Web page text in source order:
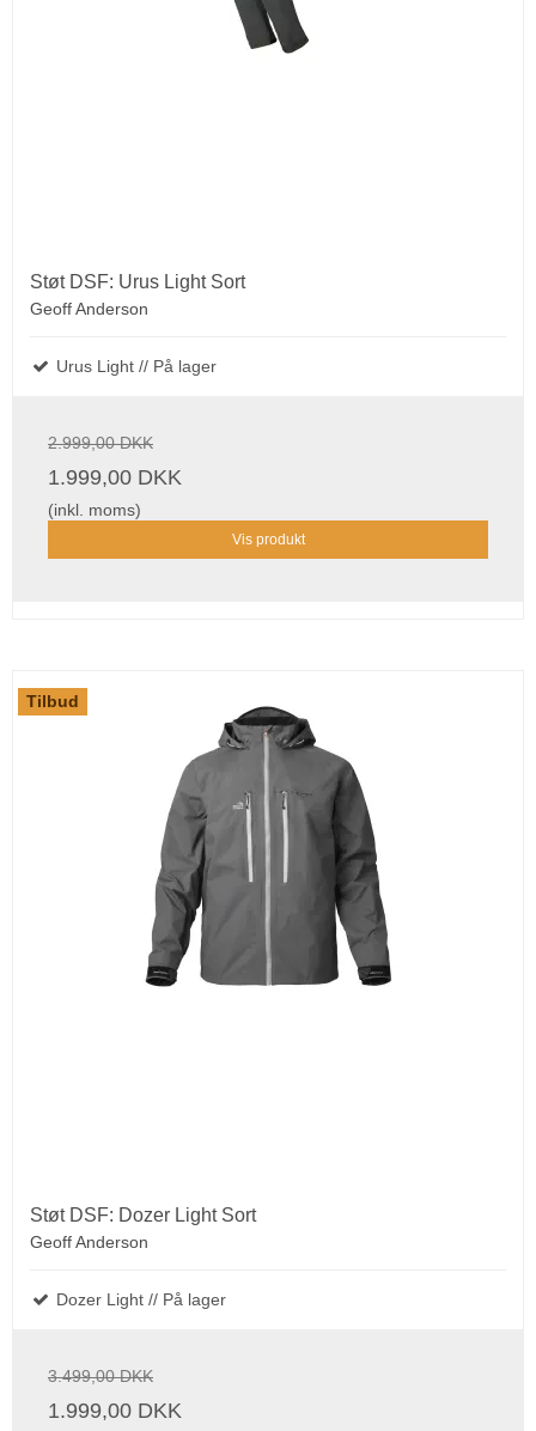
Støt DSF: Urus Light Sort
Geoff Anderson
Urus Light // På lager
2.999,00 DKK
1.999,00 DKK
(inkl. moms)
Vis produkt
Tilbud
Støt DSF: Dozer Light Sort
Geoff Anderson
Dozer Light // På lager
3.499,00 DKK
1.999,00 DKK